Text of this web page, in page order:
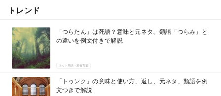
トレンド
「つらたん」は死語？意味と元ネタ、類語「つらみ」と
の違いを例文付きで解説
ネット用語・若者言葉
「トゥンク」の意味と使い方、返し、元ネタ、類語を例
文つきで解説